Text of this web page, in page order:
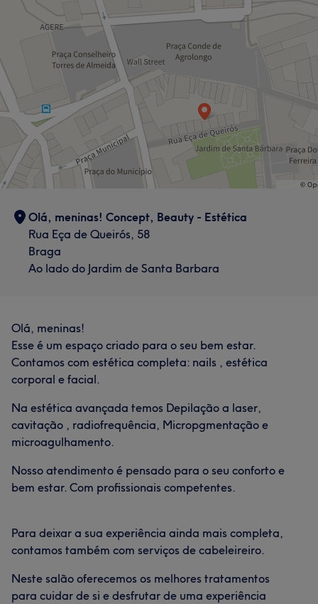
Olá, meninas! Concept, Beauty - Estética
Rua Eça de Queirós, 58
Braga
Ao lado do Jardim de Santa Barbara
Olá, meninas!
Esse é um espaço criado para o seu bem estar.
Contamos com estética completa: nails , estética
corporal e facial.
Na estética avançada temos Depilação a laser,
cavitação , radiofrequência, Micropgmentação e
microagulhamento.
Nosso atendimento é pensado para o seu conforto e
bem estar. Com profissionais competentes.
Para deixar a sua experiência ainda mais completa,
contamos também com serviços de cabeleireiro.
Neste salão oferecemos os melhores tratamentos
para cuidar de si e desfrutar de uma experiência